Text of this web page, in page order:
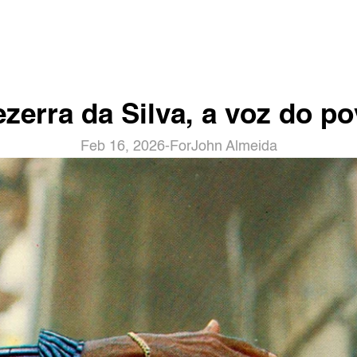
da Silva, a voz do
Feb 16, 2026- ForJohn Almeida